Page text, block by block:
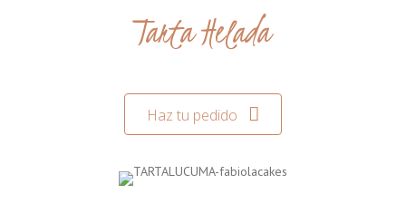
Tarta Helada
Haz tu pedido